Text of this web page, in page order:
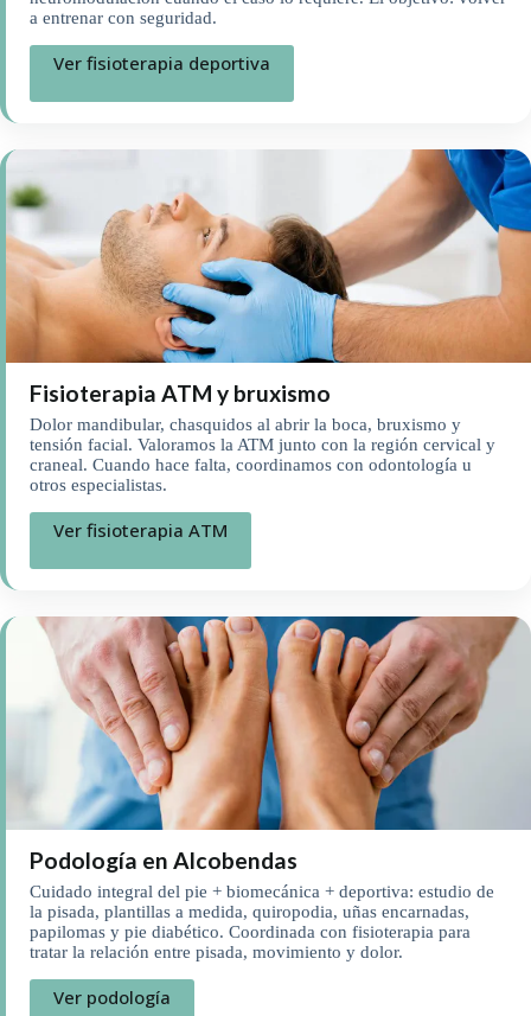
a entrenar con seguridad.
Ver fisioterapia deportiva
Fisioterapia ATM y bruxismo
Dolor mandibular, chasquidos al abrir la boca, bruxismo y
tensión facial. Valoramos la ATM junto con la región cervical y
craneal. Cuando hace falta, coordinamos con odontología u
otros especialistas.
Ver fisioterapia ATM
Podología en Alcobendas
Cuidado integral del pie + biomecánica + deportiva: estudio de
la pisada, plantillas a medida, quiropodia, uñas encarnadas,
papilomas y pie diabético. Coordinada con fisioterapia para
tratar la relación entre pisada, movimiento y dolor.
Ver podología